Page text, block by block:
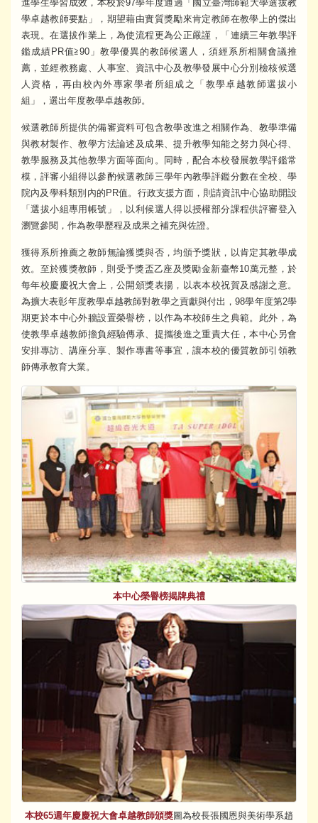
進學生學習成效，本校於97學年度通過「國立臺灣師範大學選拔教
學卓越教師要點」，期望藉由實質獎勵來肯定教師在教學上的傑出
表現。在選拔作業上，為使流程更為公正嚴謹，「連續三年教學評
鑑成績PR值≧90」教學優異的教師候選人，須經系所相關會議推
薦，並經教務處、人事室、資訊中心及教學發展中心分別檢核候選
人資格，再由校內外專家學者所組成之「教學卓越教師選拔小
組」，選出年度教學卓越教師。
候選教師所提供的備審資料可包含教學改進之相關作為、教學準備
與教材製作、教學方法論述及成果、提升教學知能之努力與心得、
教學服務及其他教學方面等面向。同時，配合本校發展教學評鑑常
模，評審小組得以參酌候選教師三學年內教學評鑑分數在全校、學
院內及學科類別內的PR值。行政支援方面，則請資訊中心協助開設
「選拔小組專用帳號」，以利候選人得以授權部分課程供評審登入
瀏覽參閱，作為教學歷程及成果之補充與佐證。
獲得系所推薦之教師無論獲獎與否，均頒予獎狀，以肯定其教學成
效。至於獲獎教師，則受予獎盃乙座及獎勵金新臺幣10萬元整，於
每年校慶慶祝大會上，公開頒獎表揚，以表本校祝賀及感謝之意。
為擴大表彰年度教學卓越教師對教學之貢獻與付出，98學年度第2學
期更於本中心外牆設置榮譽榜，以作為本校師生之典範。此外，為
使教學卓越教師擔負經驗傳承、提攜後進之重責大任，本中心另會
安排專訪、講座分享、製作專書等事宜，讓本校的優質教師引領教
師傳承教育大業。
本中心榮譽榜揭牌典禮
本校65週年慶慶祝大會卓越教師頒獎圖為校長張國恩與美術學系趙